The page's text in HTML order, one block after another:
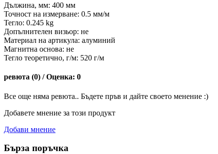
Дължина, мм: 400 мм
Точност на измерване: 0.5 мм/м
Тегло: 0.245 kg
Допълнителен визьор: не
Материал на артикула: алуминий
Магнитна основа: не
Тегло теоретично, г/м: 520 г/м
ревюта (0) / Оценка: 0
Все още няма ревюта.. Бъдете пръв и дайте своето менение :)
Добавете мнение за този продукт
Добави мнение
Бърза поръчка